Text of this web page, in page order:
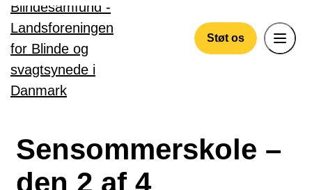
Gå til hovedindhold
Støt os
Sensommerskole –
den 2 af 4